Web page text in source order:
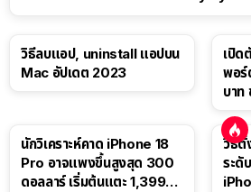
วิธีลบแอป, uninstall แอปบน
Mac อัปเดต 2023
เปิด
พอร์
บาท
นักวิเคราะห์คาด iPhone 18
Pro อาจแพงขึ้นสูงสุด 300
ดอลลาร์ เริ่มต้นแตะ 1,399
วิธีตั้
ระดั